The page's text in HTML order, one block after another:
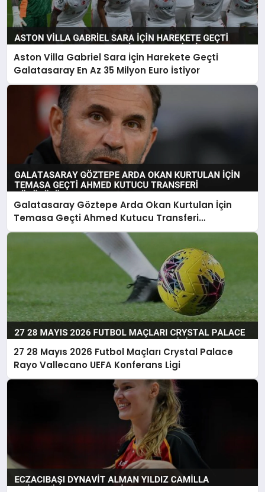
Aston Villa Gabriel Sara İçin Harekete Geçti
Galatasaray En Az 35 Milyon Euro İstiyor
Galatasaray Göztepe Arda Okan Kurtulan İçin
Temasa Geçti Ahmed Kutucu Transferi
Görüşülüyor
27 28 Mayıs 2026 Futbol Maçları Crystal Palace
Rayo Vallecano UEFA Konferans Ligi